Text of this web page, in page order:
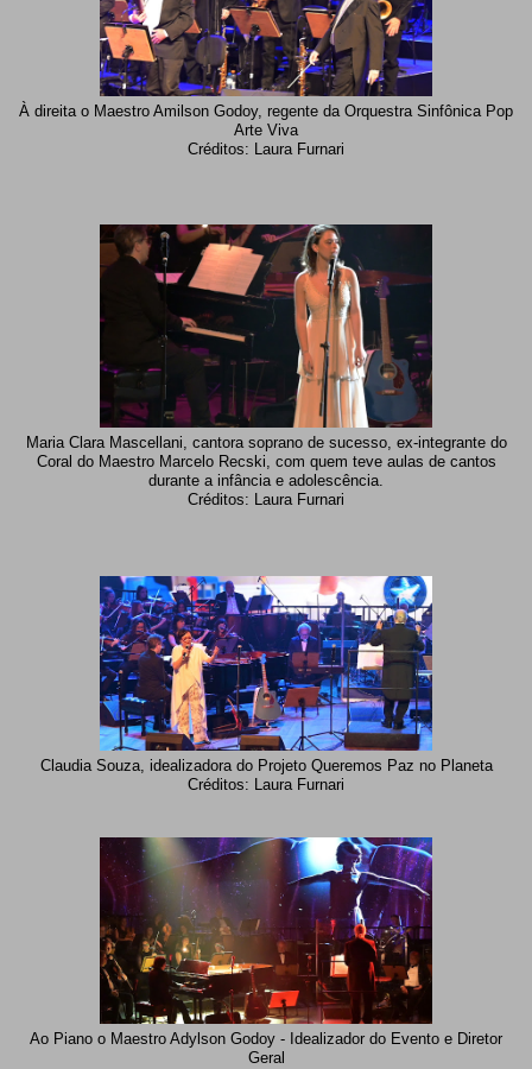
À direita o Maestro Amilson Godoy, regente da Orquestra Sinfônica Pop
Arte Viva
Créditos: Laura Furnari
Maria Clara Mascellani, cantora soprano de sucesso, ex-integrante do
Coral do Maestro Marcelo Recski, com quem teve aulas de cantos
durante a infância e adolescência.
Créditos: Laura Furnari
Claudia Souza, idealizadora do Projeto Queremos Paz no Planeta
Créditos: Laura Furnari
Ao Piano o Maestro Adylson Godoy - Idealizador do Evento e Diretor
Geral